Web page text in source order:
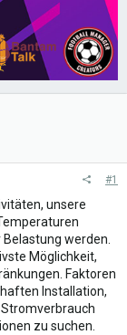
#1
unsere
werden.
Möglichkeit,
Faktoren
Installation,
zu suchen.